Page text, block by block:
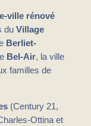
ville rénové
du Village
Berliet-
Bel-Air, la ville
familles de
(Century 21,
Ottina et